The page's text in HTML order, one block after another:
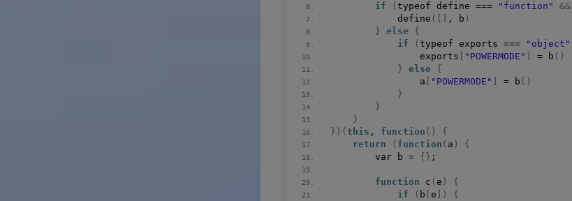
if
( typeof define === "function" &&
define ([] , b )
} else {
if
( typeof exports === "object"
                exports
"POWERMODE" = b ()
} else {
                a
"POWERMODE" = b ()
}
}
}
})( this , function ()
{
return
( function ( a )
{
        var b =
{} ;
function c ( e )
{
if
( b e ])
{